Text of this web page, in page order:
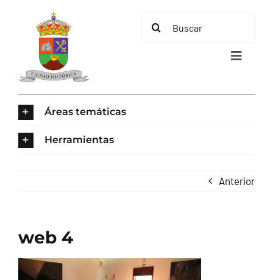
contenido
Buscar:
Toggle
Áreas temáticas
Herramientas
Anterior
web 4